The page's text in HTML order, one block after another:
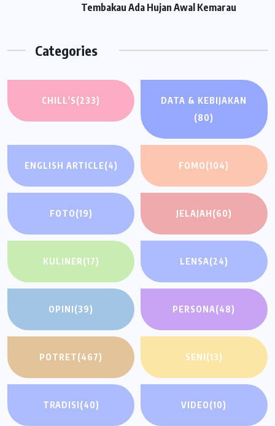
Tembakau Ada Hujan Awal Kemarau
Categories
CHILL'S(233)
DATA & KEBIJAKAN
(80)
ENGLISH ARTICLE(4) FOMO(104)
FOTO(19) JELAJAH(60)
KULINER(17) LENSA(24)
OPINI(39) PERSONA(48)
POTRET(467) SENI(13)
TRADISI(40) VIDEO(10)